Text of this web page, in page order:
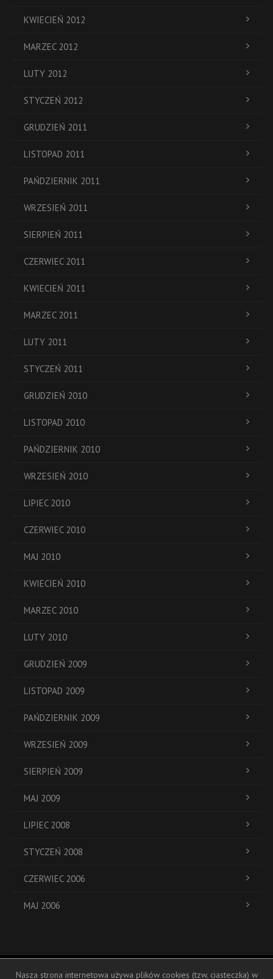
KWIECIEŃ 2012
MARZEC 2012
LUTY 2012
STYCZEŃ 2012
GRUDZIEŃ 2011
LISTOPAD 2011
PAŃDZIERNIK 2011
WRZESIEŃ 2011
SIERPIEŃ 2011
CZERWIEC 2011
KWIECIEŃ 2011
MARZEC 2011
LUTY 2011
STYCZEŃ 2011
GRUDZIEŃ 2010
LISTOPAD 2010
PAŃDZIERNIK 2010
WRZESIEŃ 2010
LIPIEC 2010
CZERWIEC 2010
MAJ 2010
KWIECIEŃ 2010
MARZEC 2010
LUTY 2010
GRUDZIEŃ 2009
LISTOPAD 2009
PAŃDZIERNIK 2009
WRZESIEŃ 2009
SIERPIEŃ 2009
MAJ 2009
LIPIEC 2008
STYCZEŃ 2008
CZERWIEC 2006
MAJ 2006
ul. Dukatów 19a
Nasza strona internetowa używa plików cookies (tzw. ciasteczka) w